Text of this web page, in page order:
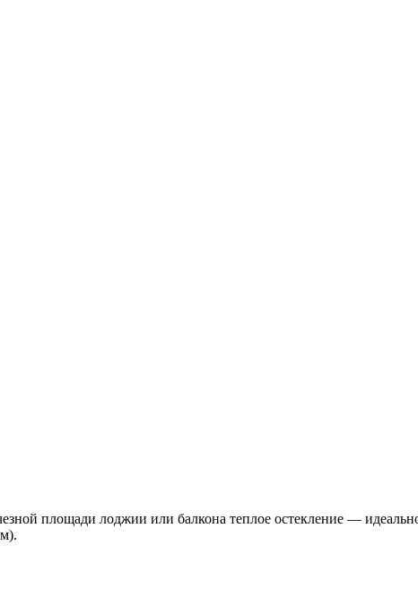
площади лоджии или балкона теплое остекление —